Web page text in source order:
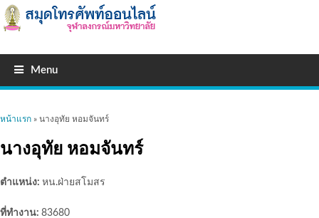
Menu
คุณอยู่ที่นี่
หน้าแรก » นางอุทัย หอมจันทร์
นางอุทัย หอมจันทร์
ตำแหน่ง: หน.ฝ่ายสโมสร
ที่ทำงาน: 83680